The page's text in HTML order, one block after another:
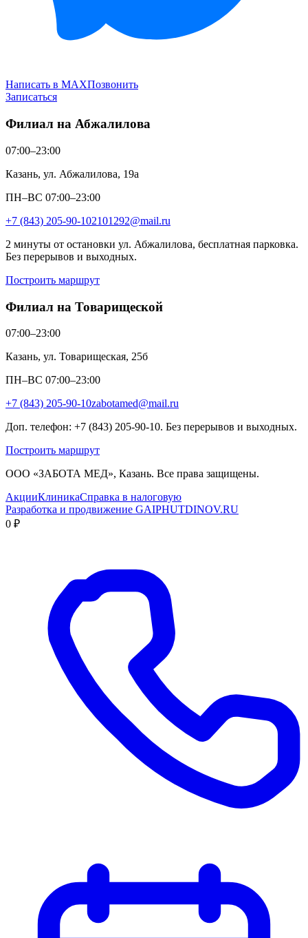
Написать в MAXПозвонить
Записаться
Филиал на Абжалилова
07:00–23:00
Казань, ул. Абжалилова, 19а
ПН–ВС 07:00–23:00
+7 (843) 205-90-102101292@mail.ru
2 минуты от остановки ул. Абжалилова, бесплатная парковка.
Без перерывов и выходных.
Построить маршрут
Филиал на Товарищеской
07:00–23:00
Казань, ул. Товарищеская, 25б
ПН–ВС 07:00–23:00
+7 (843) 205-90-10zabotamed@mail.ru
Доп. телефон: +7 (843) 205-90-10. Без перерывов и выходных.
Построить маршрут
ООО «ЗАБОТА МЕД», Казань. Все права защищены.
АкцииКлиникаСправка в налоговую
Разработка и продвижение GAIPHUTDINOV.RU
0 ₽